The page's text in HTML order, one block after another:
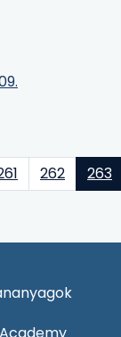
262 263